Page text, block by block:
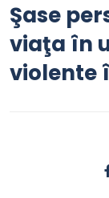
Şase
viaţa în
violente